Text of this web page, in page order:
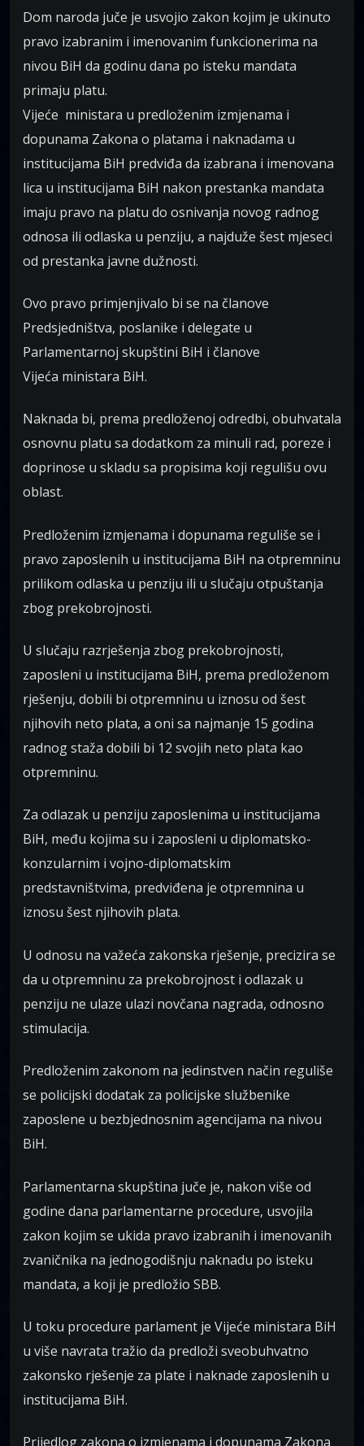
Dom naroda juče je usvojio zakon kojim je ukinuto
pravo izabranim i imenovanim funkcionerima na
nivou BiH da godinu dana po isteku mandata
primaju platu.
Vijeće ministara u predloženim izmjenama i
dopunama Zakona o platama i naknadama u
institucijama BiH predviđa da izabrana i imenovana
lica u institucijama BiH nakon prestanka mandata
imaju pravo na platu do osnivanja novog radnog
odnosa ili odlaska u penziju, a najduže šest mjeseci
od prestanka javne dužnosti.
Ovo pravo primjenjivalo bi se na članove
Predsjedništva, poslanike i delegate u
Parlamentarnoj skupštini BiH i članove
Vijeća ministara BiH.
Naknada bi, prema predloženoj odredbi, obuhvatala
osnovnu platu sa dodatkom za minuli rad, poreze i
doprinose u skladu sa propisima koji regulišu ovu
oblast.
Predloženim izmjenama i dopunama reguliše se i
pravo zaposlenih u institucijama BiH na otpremninu
prilikom odlaska u penziju ili u slučaju otpuštanja
zbog prekobrojnosti.
U slučaju razrješenja zbog prekobrojnosti,
zaposleni u institucijama BiH, prema predloženom
rješenju, dobili bi otpremninu u iznosu od šest
njihovih neto plata, a oni sa najmanje 15 godina
radnog staža dobili bi 12 svojih neto plata kao
otpremninu.
Za odlazak u penziju zaposlenima u institucijama
BiH, među kojima su i zaposleni u diplomatsko-
konzularnim i vojno-diplomatskim
predstavništvima, predviđena je otpremnina u
iznosu šest njihovih plata.
U odnosu na važeća zakonska rješenje, precizira se
da u otpremninu za prekobrojnost i odlazak u
penziju ne ulaze ulazi novčana nagrada, odnosno
stimulacija.
Predloženim zakonom na jedinstven način reguliše
se policijski dodatak za policijske službenike
zaposlene u bezbjednosnim agencijama na nivou
BiH.
Parlamentarna skupština juče je, nakon više od
godine dana parlamentarne procedure, usvojila
zakon kojim se ukida pravo izabranih i imenovanih
zvaničnika na jednogodišnju naknadu po isteku
mandata, a koji je predložio SBB.
U toku procedure parlament je Vijeće ministara BiH
u više navrata tražio da predloži sveobuhvatno
zakonsko rješenje za plate i naknade zaposlenih u
institucijama BiH.
Prijedlog zakona o izmjenama i dopunama Zakona